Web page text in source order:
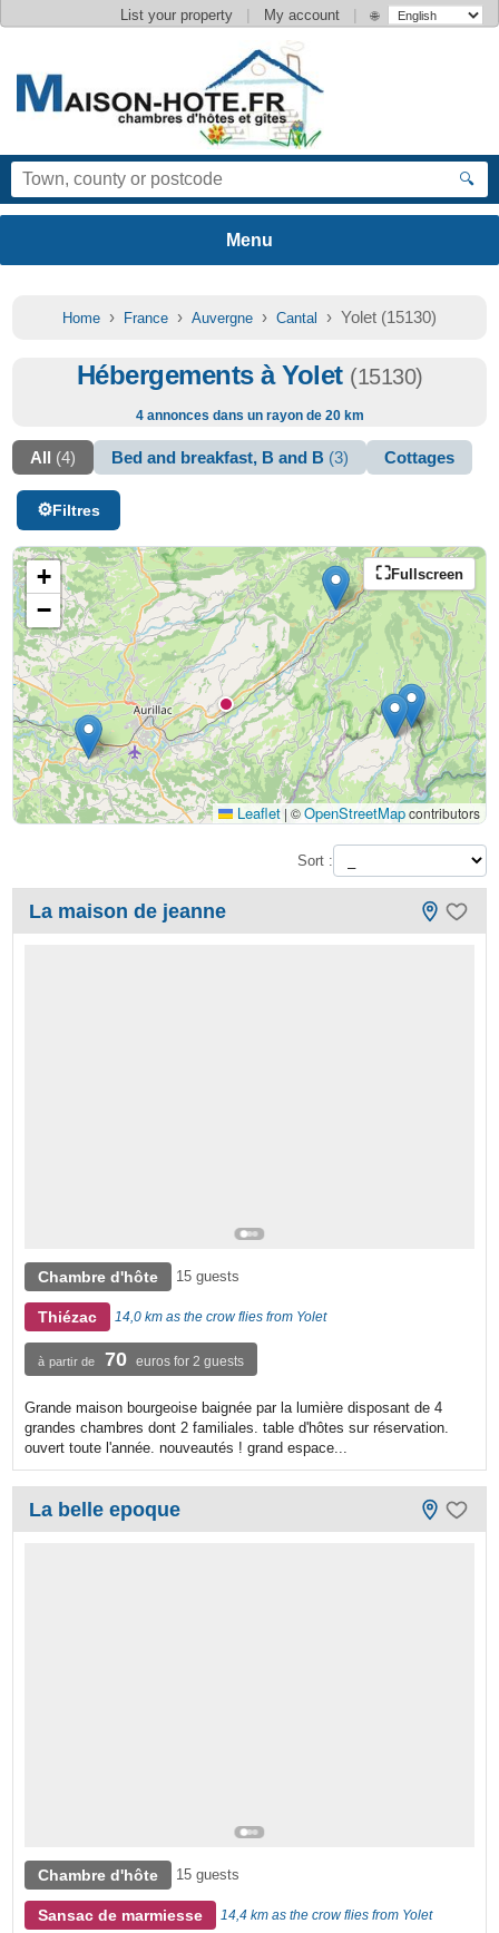
List your property | My account | 🌐
🔍
Home › France › Auvergne › Cantal › Yolet (15130)
Hébergements à Yolet (15130)
4 annonces dans un rayon de 20 km
All (4) Bed and breakfast, B and B (3) Cottages
Filtres
Fullscreen
+
−
Leaflet | ©OpenStreetMapcontributors
Sort :
La maison de jeanne
Chambre d'hôte 15 guests
Thiézac 14,0 km as the crow flies from Yolet
à partir de 70 euros for 2 guests
Grande maison bourgeoise baignée par la lumière disposant de 4
grandes chambres dont 2 familiales. table d'hôtes sur réservation.
ouvert toute l'année. nouveautés ! grand espace...
La belle epoque
Chambre d'hôte 15 guests
Sansac de marmiesse 14,4 km as the crow flies from Yolet